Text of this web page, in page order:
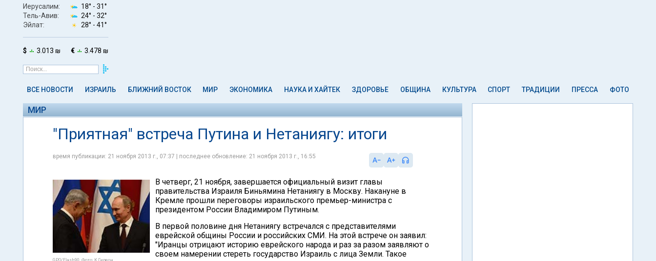
Иерусалим: 18° - 31°
Тель-Авив:
24° - 32°
Эйлат:
28° - 41°
$ 3.013 ₪ € 3.478 ₪
ВСЕ НОВОСТИ ИЗРАИЛЬ БЛИЖНИЙ ВОСТОК МИР ЭКОНОМИКА НАУКА И ХАЙТЕК ЗДОРОВЬЕ ОБЩИНА КУЛЬТУРА СПОРТ ТРАДИЦИИ ПРЕССА ФОТО
МИР
"Приятная" встреча Путина и Нетаниягу: итоги
время публикации: 21 ноября 2013 г., 07:37 | последнее обновление: 21 ноября 2013 г., 16:55
GPO/Flash90. Фото: К.Гидеон
В четверг, 21 ноября, завершается официальный визит главы
правительства Израиля Биньямина Нетаниягу в Москву. Накануне в
Кремле прошли переговоры израильского премьер-министра с
президентом России Владимиром Путиным.
В первой половине дня Нетаниягу встречался с представителями
еврейской общины России и российских СМИ. На этой встрече он заявил:
"Иранцы отрицают историю еврейского народа и раз за разом заявляют о
своем намерении стереть государство Израиль с лица Земли. Такое